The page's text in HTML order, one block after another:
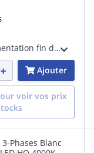
LKM non-dim 3~alimentation fin droite en saillieblanc LxlxH : 80x36x33mm
Ajouter
voir vos prix